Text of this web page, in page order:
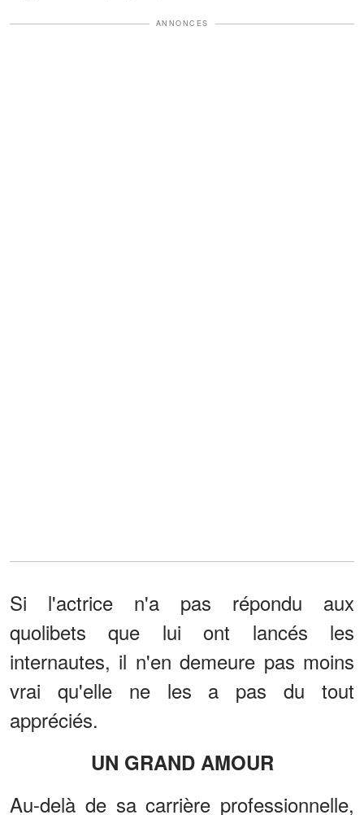
ANNONCES
Si l'actrice n'a pas répondu aux
quolibets que lui ont lancés les
internautes, il n'en demeure pas moins
vrai qu'elle ne les a pas du tout
appréciés.
UN GRAND AMOUR
Au-delà de sa carrière professionnelle,